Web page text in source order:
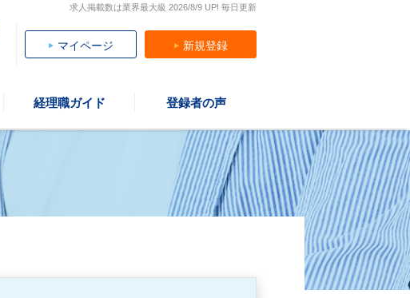
求人掲載数は業界最大級 2026/8/9 UP! 毎日更新
マイページ 新規登録
経理職ガイド 登録者の声